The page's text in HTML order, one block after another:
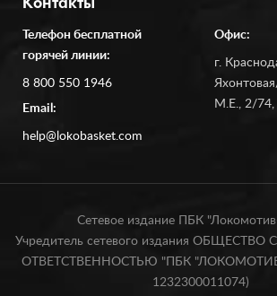
Контакты
Телефон бесплатной
горячей линии:
8 800 550 1946
Email:
help@lokobasket.com
Офис:
г.
М.Е., 2/74,
Сетевое издание ПБК
Учредитель сетевого издания
ОТВЕТСТВЕННОСТЬЮ "ПБК
1232300011074)